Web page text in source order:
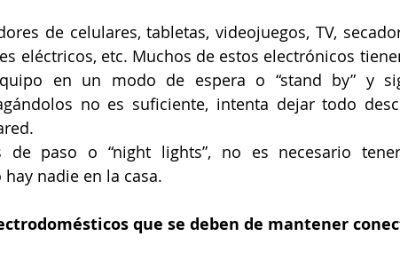
de celulares, tabletas, videojuegos, TV,
eléctricos, etc. Muchos de estos electrónicos
en un modo de espera o “stand by” y
no es suficiente, intenta dejar todo
de paso o “night lights”, no es necesario
nadie en la casa.
que se deben de mantener